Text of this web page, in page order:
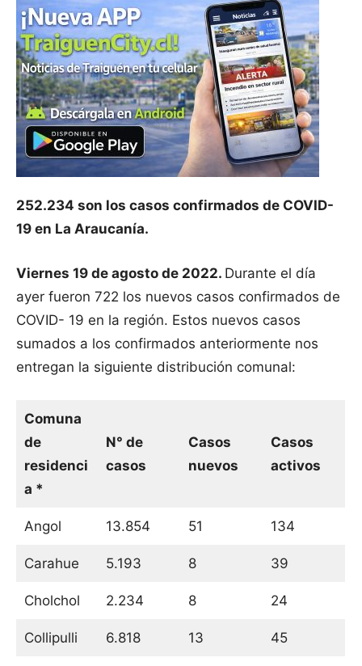
252.234 son los casos confirmados de COVID-
19 en La Araucanía.
Viernes 19 de agosto de 2022. Durante el día
ayer fueron 722 los nuevos casos confirmados de
COVID- 19 en la región. Estos nuevos casos
sumados a los confirmados anteriormente nos
entregan la siguiente distribución comunal:
Comuna
de
residenci
a *
N° de
casos
Casos
nuevos
Casos
activos
Angol 13.854 51 134
Carahue 5.193 8 39
Cholchol 2.234 8 24
Collipulli 6.818 13 45